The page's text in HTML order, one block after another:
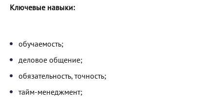
Ключевые навыки:
обучаемость;
деловое общение;
обязательность, точность;
тайм-менеджмент;